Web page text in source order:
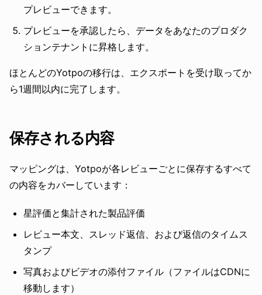
プレビューできます。
プレビューを承認したら、データをあなたのプロダク
ションテナントに昇格します。
ほとんどのYotpoの移行は、エクスポートを受け取ってか
ら1週間以内に完了します。
保存される内容
マッピングは、Yotpoが各レビューごとに保存するすべて
の内容をカバーしています：
星評価と集計された製品評価
レビュー本文、スレッド返信、および返信のタイムス
タンプ
写真およびビデオの添付ファイル（ファイルはCDNに
移動します）